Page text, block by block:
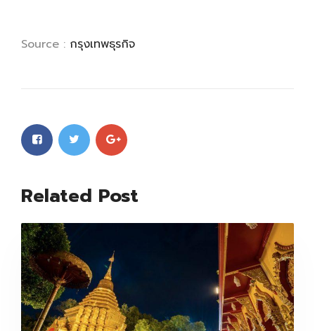
Source : กรุงเทพธุรกิจ
Related Post